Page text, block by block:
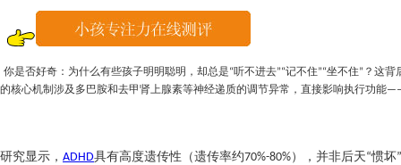
你是否好奇：为什么有些孩子明明聪明，却总是“听不进去”“记不住”“坐不住” ？这背
的核心机制涉及多巴胺和去甲肾上腺素等神经递质的调节异常，直接影响执行功能
研究显示， ADHD具有高度遗传性（遗传率约70%-80%），并非后天“惯坏”